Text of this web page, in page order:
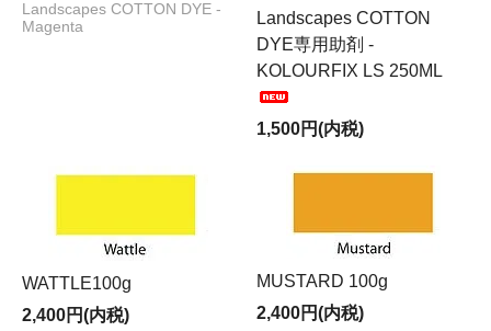
Landscapes COTTON DYE -
Magenta
Landscapes COTTON
DYE専用助剤 -
KOLOURFIX LS 250ML
1,500円(内税)
WATTLE100g
2,400円(内税)
MUSTARD 100g
2,400円(内税)